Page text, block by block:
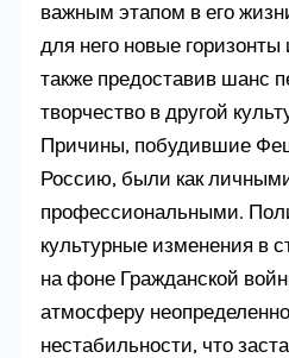
важным этапом в его
для него новые
также предоставив шанс
творчество в другой
Причины, побудившие
Россию, были как
профессиональными.
культурные изменения в
на фоне Гражданской
атмосферу
нестабильности, что